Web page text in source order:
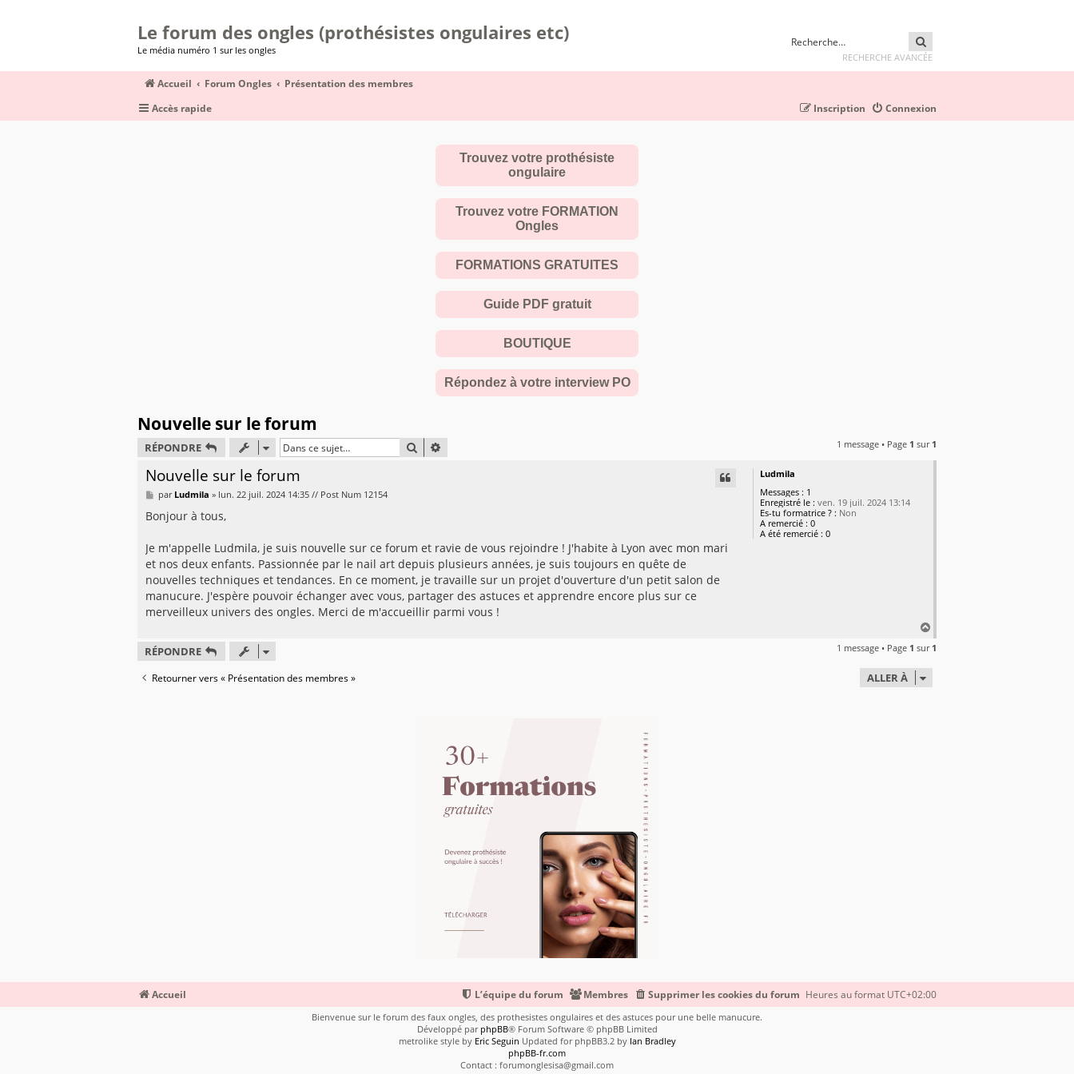
Le forum des ongles (prothésistes ongulaires etc)
Le média numéro 1 sur les ongles
RECHERCHE AVANCÉE
Accueil Forum Ongles
Présentation des membres
Accès rapide
Connexion
Inscription
Trouvez votre prothésiste
ongulaire
Trouvez votre FORMATION
Ongles
FORMATIONS GRATUITES
Guide PDF gratuit
BOUTIQUE
Répondez à votre interview PO
Nouvelle sur le forum
RÉPONDRE RECHERCHER 1 message • Page 1 sur 1
Ludmila
Messages : 1
Enregistré le : ven. 19 juil. 2024 13:14
Es-tu formatrice ? : Non
A remercié : 0
A été remercié : 0
Nouvelle sur le forum
M
e
s
g
e
par Ludmila » lun. 22 juil. 2024 14:35 // Post Num 12154
Bonjour à tous,
Je m'appelle Ludmila, je suis nouvelle sur ce forum et ravie de vous rejoindre ! J'habite à Lyon avec mon mari
et nos deux enfants. Passionnée par le nail art depuis plusieurs années, je suis toujours en quête de
nouvelles techniques et tendances. En ce moment, je travaille sur un projet d'ouverture d'un petit salon de
manucure. J'espère pouvoir échanger avec vous, partager des astuces et apprendre encore plus sur ce
merveilleux univers des ongles. Merci de m'accueillir parmi vous !
a
u
RÉPONDRE 1 message • Page 1 sur 1
Retourner vers « Présentation des membres » ALLER À
Accueil Heures au format UTC+02:00
Supprimer les cookies du forum
Membres
L’équipe du forum
Bienvenue sur le forum des faux ongles, des prothesistes ongulaires et des astuces pour une belle manucure.
Développé par phpBB® Forum Software © phpBB Limited
metrolike style by Eric Seguin Updated for phpBB3.2 by Ian Bradley
phpBB-fr.com
Contact : forumonglesisa@gmail.com